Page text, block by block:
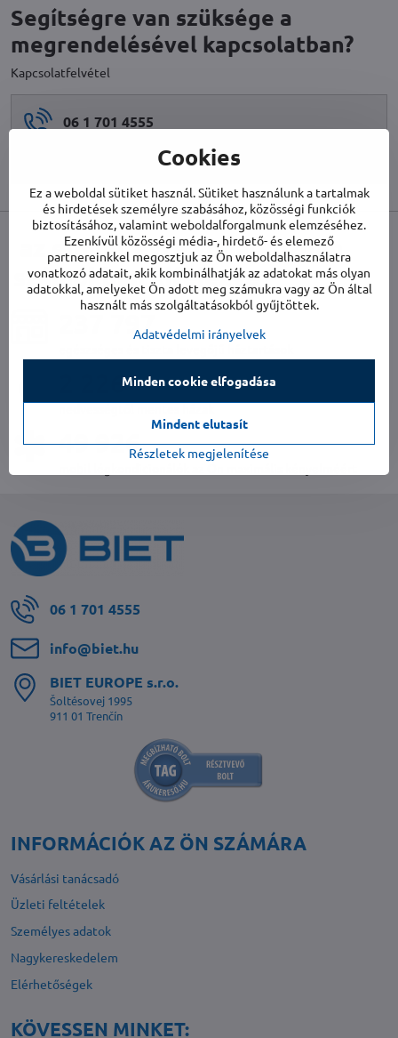
Segítségre van szüksége a
megrendelésével kapcsolatban?
Kapcsolatfelvétel
06 1 701 4555
az elmúlt évre vonatkozóan
számokban kifejezve
254 044
2 380
nedvességtől mentes házak
53 380
06 1 701 4555
info​@biet​.hu
BIET EUROPE s​.r​.o​.
Šoltésovej 1995
911 01 Trenčín
INFORMÁCIÓK AZ ÖN SZÁMÁRA
Vásárlási tanácsadó
Üzleti feltételek
Személyes adatok
Nagykereskedelem
Elérhetőségek
KÖVESSEN MINKET:
Cookies
Ez a weboldal sütiket használ. Sütiket használunk a tartalmak
és hirdetések személyre szabásához, közösségi funkciók
biztosításához, valamint weboldalforgalmunk elemzéséhez.
Ezenkívül közösségi média-, hirdető- és elemező
partnereinkkel megosztjuk az Ön weboldalhasználatra
vonatkozó adatait, akik kombinálhatják az adatokat más olyan
adatokkal, amelyeket Ön adott meg számukra vagy az Ön által
használt más szolgáltatásokból gyűjtöttek.
Adatvédelmi irányelvek
Részletek megjelenítése
Minden cookie elfogadása
Mindent elutasít